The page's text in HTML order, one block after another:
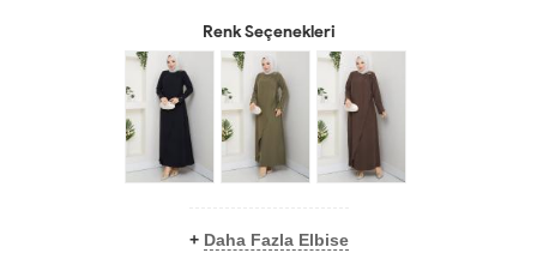
Renk Seçenekleri
+ Daha Fazla Elbise